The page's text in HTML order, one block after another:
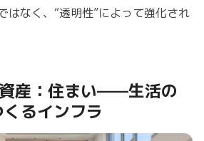
はなく、“透明性”によって強化され
産：住まい——生活の
るインフラ